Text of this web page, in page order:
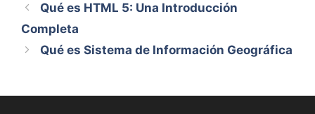
Qué es HTML 5: Una Introducción
Completa
Qué es Sistema de Información Geográfica